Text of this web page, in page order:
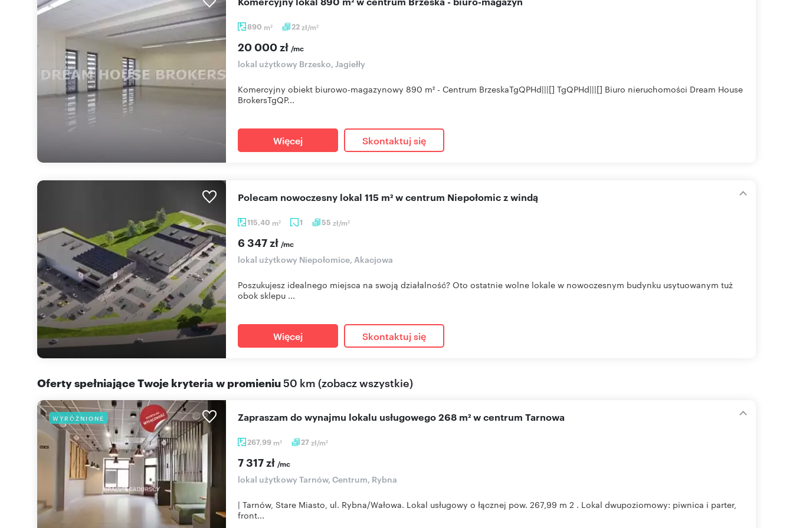
890 m2 22zł/m2
20 000 zł /mc
lokal użytkowy Brzesko, Jagiełły
Komercyjny obiekt biurowo-magazynowy 890 m² - Centrum BrzeskaTgQPHd|||[] TgQPHd|||[] Biuro nieruchomości Dream House
BrokersTgQP...
Więcej Skontaktuj się
115,40 m2 1 55 zł/m2
Polecam nowoczesny lokal 115 m² w centrum Niepołomic z windą
6 347 zł /mc
lokal użytkowy Niepołomice, Akacjowa
Poszukujesz idealnego miejsca na swoją działalność? Oto ostatnie wolne lokale w nowoczesnym budynku usytuowanym tuż
obok sklepu ...
Więcej Skontaktuj się
Oferty spełniające Twoje kryteria w promieniu50 km (zobacz wszystkie)
WYRÓŻNIONE
267,99 m2 27zł/m2
Zapraszam do wynajmu lokalu usługowego 268 m² w centrum Tarnowa
7 317 zł /mc
lokal użytkowy Tarnów, Centrum, Rybna
| Tarnów, Stare Miasto, ul. Rybna/Wałowa. Lokal usługowy o łącznej pow. 267,99 m 2 . Lokal dwupoziomowy: piwnica i parter,
front...